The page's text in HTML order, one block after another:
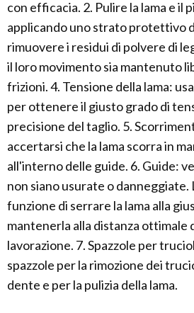
con efficacia. 2. Pulire la lama e il
applicando uno strato protettivo
rimuovere i residui di polvere di
il loro movimento sia mantenuto
frizioni. 4. Tensione della lama:
per ottenere il giusto grado di
precisione del taglio. 5.
accertarsi che la lama scorra in
all'interno delle guide. 6. Guide:
non siano usurate o danneggiate.
funzione di serrare la lama alla
mantenerla alla distanza ottimale
lavorazione. 7. Spazzole per
spazzole per la rimozione dei
dente e per la pulizia della lama.